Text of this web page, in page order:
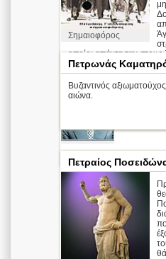
Σημαιοφόρος
οποίοι απάντησαν στους
Πετρωνάς
Βυζαντινός
αιώνα.
Πετραίος